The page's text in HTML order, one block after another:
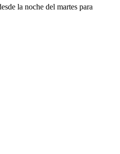
la noche del martes para